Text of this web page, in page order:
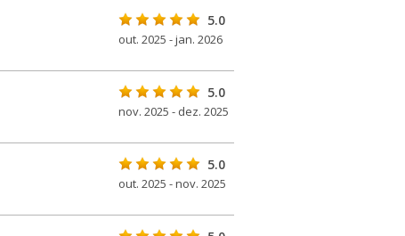
5.0
out. 2025 - jan. 2026
5.0
nov. 2025 - dez. 2025
5.0
out. 2025 - nov. 2025